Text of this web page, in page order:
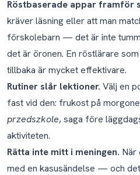
Röstbaserade appar framför
kräver läsning eller att man
förskolebarn — det är inte
det är öronen. En röstlärare
tillbaka är mycket effektivare.
Rutiner slår lektioner. Välj en
fast vid den: frukost på
przedszkole, saga före
aktiviteten.
Rätta inte mitt i meningen. När
med en kasusändelse — och